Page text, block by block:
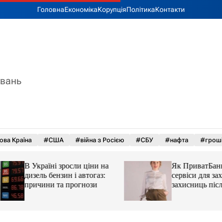
ГоловнаЕкономікаКорупціяПолітикаКонтакти
Країна #США #війна з Росією #СБУ #нафта
В Україні зросли ціни на
дизель бензин і автогаз:
причини та прогнози
Як ПриватБанк
сервіси для
захисниць після